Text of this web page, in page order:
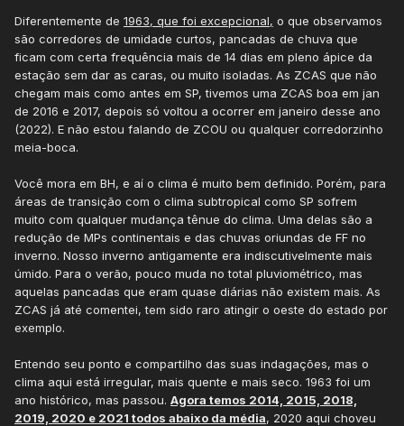
Diferentemente de 1963, que foi excepcional, o que observamos
são corredores de umidade curtos, pancadas de chuva que
ficam com certa frequência mais de 14 dias em pleno ápice da
estação sem dar as caras, ou muito isoladas. As ZCAS que não
chegam mais como antes em SP, tivemos uma ZCAS boa em jan
de 2016 e 2017, depois só voltou a ocorrer em janeiro desse ano
(2022). E não estou falando de ZCOU ou qualquer corredorzinho
meia-boca.
Você mora em BH, e aí o clima é muito bem definido. Porém, para
áreas de transição com o clima subtropical como SP sofrem
muito com qualquer mudança tênue do clima. Uma delas são a
redução de MPs continentais e das chuvas oriundas de FF no
inverno. Nosso inverno antigamente era indiscutivelmente mais
úmido. Para o verão, pouco muda no total pluviométrico, mas
aquelas pancadas que eram quase diárias não existem mais. As
ZCAS já até comentei, tem sido raro atingir o oeste do estado por
exemplo.
Entendo seu ponto e compartilho das suas indagações, mas o
clima aqui está irregular, mais quente e mais seco. 1963 foi um
ano histórico, mas passou. Agora temos 2014, 2015, 2018,
2019, 2020 e 2021 todos abaixo da média, 2020 aqui choveu